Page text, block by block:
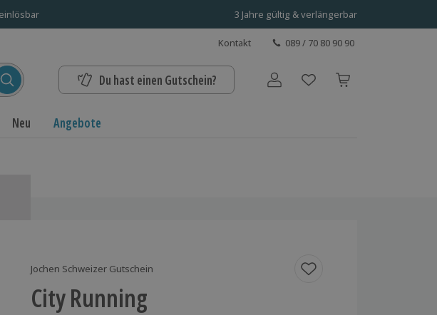
3 Jahre gültig & verlängerbar
Kontakt 089 / 70 80 90 90
Du hast einen Gutschein? Benutzerkonto
Neu Angebote
Jochen Schweizer Gutschein
City Running